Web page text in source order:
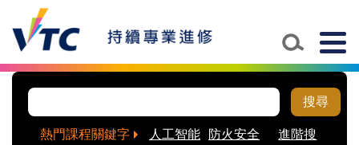
Skip to main content
搜尋
熱門課程關鍵字 人工智能
防火安全
進階搜